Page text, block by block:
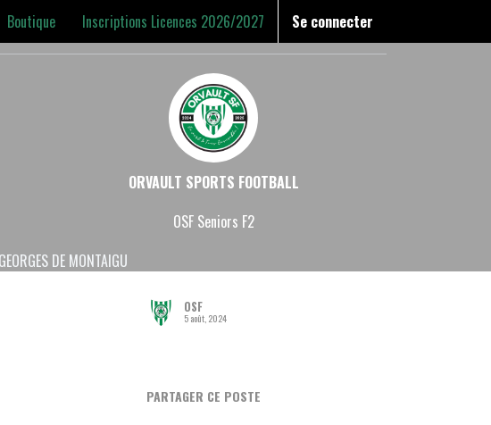
Boutique Inscriptions Licences 2026/2027
Se connecter
ORVAULT SPORTS FOOTBALL
OSF Seniors F2
DE MONTAIGU
OSF
5 août, 2024
PARTAGER CE POSTE